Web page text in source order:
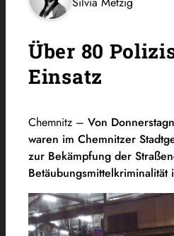
Über 80
Einsatz
Chemnitz – Von
waren im Chemnitzer
zur Bekämpfung der
Betäubungsmittelkriminalität